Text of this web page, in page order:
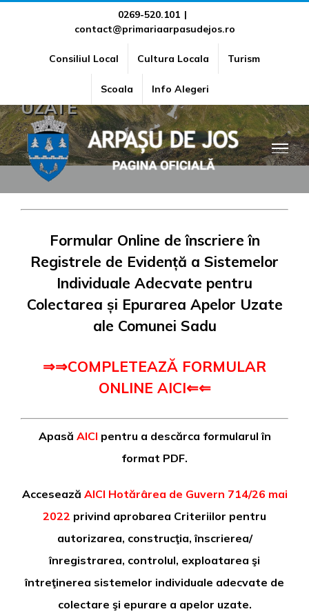
0269-520.101 |
contact@primariaarpasudejos.ro
Consiliul Local Cultura Locala Turism
Scoala Info Alegeri
SISTEME INDIVIDUALE DE
COLECTARE ȘI EPURARE APE
UZATE
Formular Online de înscriere în
Registrele de Evidență a Sistemelor
Individuale Adecvate pentru
Colectarea și Epurarea Apelor Uzate
ale Comunei Sadu
⇒⇒COMPLETEAZĂ FORMULAR
ONLINE AICI⇐⇐
Apasă AICI pentru a descărca formularul în
format PDF.
Accesează AICI Hotărârea de Guvern 714/26 mai
2022 privind aprobarea Criteriilor pentru
autorizarea, construcţia, înscrierea/
înregistrarea, controlul, exploatarea şi
întreţinerea sistemelor individuale adecvate de
colectare şi epurare a apelor uzate.